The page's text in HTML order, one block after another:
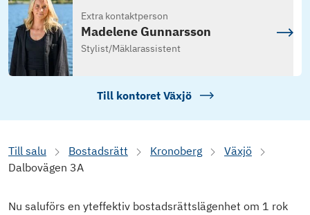
Extra kontaktperson
Madelene Gunnarsson
Stylist/Mäklarassistent
Till kontoret Växjö
Till salu Bostadsrätt Kronoberg
Växjö
Dalbovägen 3A
Nu saluförs en yteffektiv bostadsrättslägenhet om 1 rok